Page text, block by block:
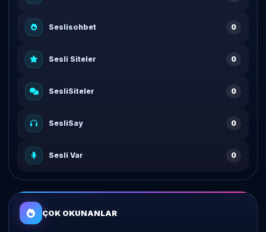
Seslisohbet 0
Sesli Siteler 0
SesliSiteler 0
SesliSay 0
Sesli Var 0
ÇOK OKUNANLAR